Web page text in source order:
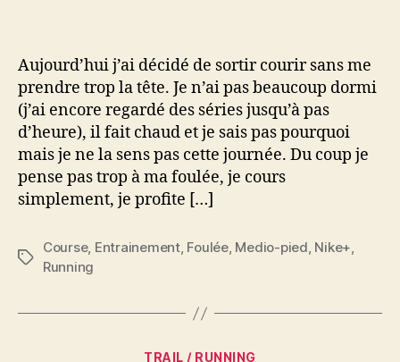
de
la
foulée
medio-
pied
#004
Aujourd’hui j’ai décidé de sortir courir sans me
prendre trop la tête. Je n’ai pas beaucoup dormi
(j’ai encore regardé des séries jusqu’à pas
d’heure), il fait chaud et je sais pas pourquoi
mais je ne la sens pas cette journée. Du coup je
pense pas trop à ma foulée, je cours
simplement, je profite […]
Étiquettes
Course, Entrainement, Foulée, Medio-pied, Nike+,
Running
Catégories
TRAIL / RUNNING